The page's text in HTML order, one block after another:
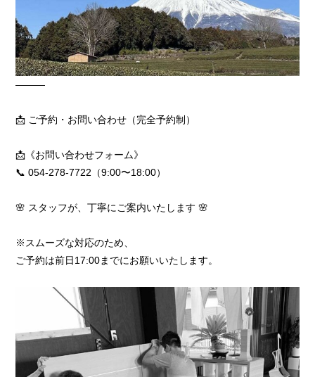
―――
📩 ご予約・お問い合わせ（完全予約制）
📩《お問い合わせフォーム》
📞 054-278-7722（9:00〜18:00）
🌸 スタッフが、丁寧にご案内いたします 🌸
※スムーズな対応のため、
ご予約は前日17:00までにお願いいたします。